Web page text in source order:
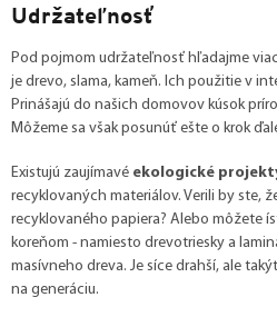
Udržateľnosť
Pod pojmom udržateľnosť hľadajme
je drevo, slama, kameň. Ich použitie v
Prinášajú do našich domovov kúsok
Môžeme sa však posunúť ešte o krok
Existujú zaujímavé ekologické
recyklovaných materiálov. Verili by ste,
recyklovaného papiera? Alebo môžete
koreňom - namiesto drevotriesky a
masívneho dreva. Je síce drahší, ale
na generáciu.